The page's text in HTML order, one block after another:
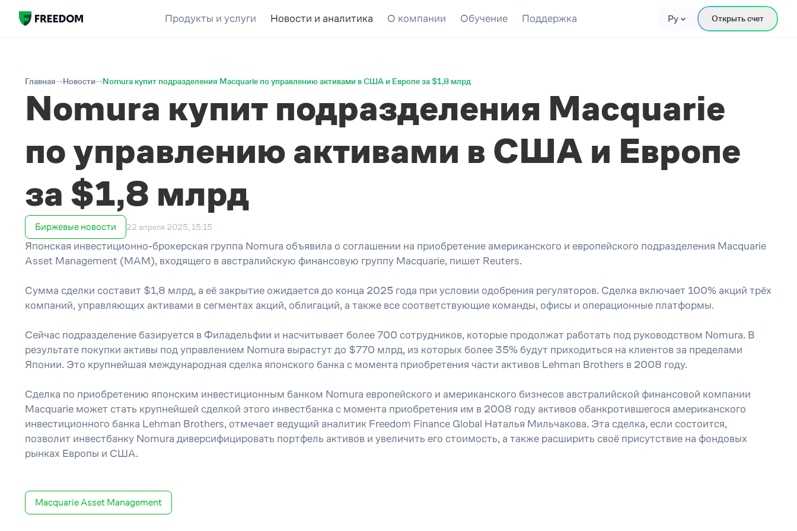
Продукты и услуги Новости и аналитика О компании Обучение Поддержка Ру Открыть счет
Главная Новости Nomura купит подразделения Macquarie по управлению активами в США и Европе за $1,8 млрд
Nomura купит подразделения Macquarie
по управлению активами в США и Европе
за $1,8 млрд
Биржевые новости 22 апреля 2025, 15:15
Японская инвестиционно-брокерская группа Nomura объявила о соглашении на приобретение американского и европейского подразделения Macquarie
Asset Management (MAM), входящего в австралийскую финансовую группу Macquarie, пишет Reuters.
Сумма сделки составит $1,8 млрд, а её закрытие ожидается до конца 2025 года при условии одобрения регуляторов. Сделка включает 100% акций трёх
компаний, управляющих активами в сегментах акций, облигаций, а также все соответствующие команды, офисы и операционные платформы.
Сейчас подразделение базируется в Филадельфии и насчитывает более 700 сотрудников, которые продолжат работать под руководством Nomura. В
результате покупки активы под управлением Nomura вырастут до $770 млрд, из которых более 35% будут приходиться на клиентов за пределами
Японии. Это крупнейшая международная сделка японского банка с момента приобретения части активов Lehman Brothers в 2008 году.
Сделка по приобретению японским инвестиционным банком Nomura европейского и американского бизнесов австралийской финансовой компании
Macquarie может стать крупнейшей сделкой этого инвестбанка с момента приобретения им в 2008 году активов обанкротившегося американского
инвестиционного банка Lehman Brothers, отмечает ведущий аналитик Freedom Finance Global Наталья Мильчакова. Эта сделка, если состоится,
позволит инвестбанку Nomura диверсифицировать портфель активов и увеличить его стоимость, а также расширить своё присутствие на фондовых
рынках Европы и США.
Macquarie Asset Management